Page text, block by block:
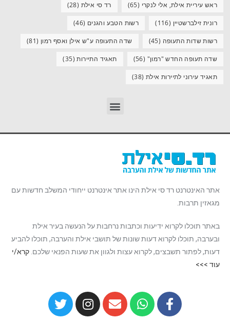
ראש עיריית אילת, אלי לנקרי (65) רד סי אילת (28)
רונית זילברשטיין (116) רשות הטבע והגנים (46)
רשות שדות התעופה (45) שדה התעופה ע"ש אילן ואסף רמון (81)
שדה תעופה החדש "רמון" (56) תאגיד התיירות(35)
תאגיד עירוני לתיירות אילת (38)
אתר האינטרנט רד סי אילת הינו אתר אינטרנט ייחודי המשלב חדשות עם
מגאזין תרבות.
באתר תוכלו לקרוא ידיעות וכתבות נרחבות על הנעשה בעיר אילת
ובערבה, תוכלו לקרוא דעות שונות של תושבי אילת והערבה, תוכלו להביע
דעות, לפתור תשבצים, לקרוא עצות ולגוון את שעות הפנאי שלכם. קרא/י
עוד >>>